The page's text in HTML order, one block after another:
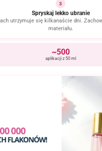
3
Spryskaj lekko ubranie
utrzymuje się kilkanaście dni.
materiału.
~500
aplikacji z 50 ml